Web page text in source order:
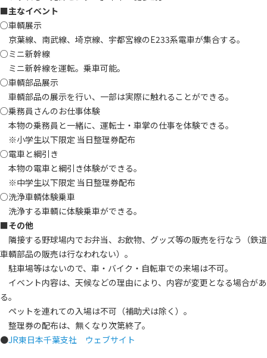
■主なイベント
○車輌展示
京葉線、南武線、埼京線、宇都宮線のE233系電車が集合する。
○ミニ新幹線
ミニ新幹線を運転。乗車可能。
○車輌部品展示
車輌部品の展示を行い、一部は実際に触れることができる。
○乗務員さんのお仕事体験
本物の乗務員と一緒に、運転士・車掌の仕事を体験できる。
※小学生以下限定 当日整理券配布
○電車と綱引き
本物の電車と綱引き体験ができる。
※中学生以下限定 当日整理券配布
○洗浄車輌体験乗車
洗浄する車輌に体験乗車ができる。
■その他
隣接する野球場内でお弁当、お飲物、グッズ等の販売を行なう（鉄道
車輌部品の販売は行なわれない）。
駐車場等はないので、車・バイク・自転車での来場は不可。
イベント内容は、天候などの理由により、内容が変更となる場合があ
る。
ペットを連れての入場は不可（補助犬は除く）。
整理券の配布は、無くなり次第終了。
●JR東日本千葉支社 ウェブサイト